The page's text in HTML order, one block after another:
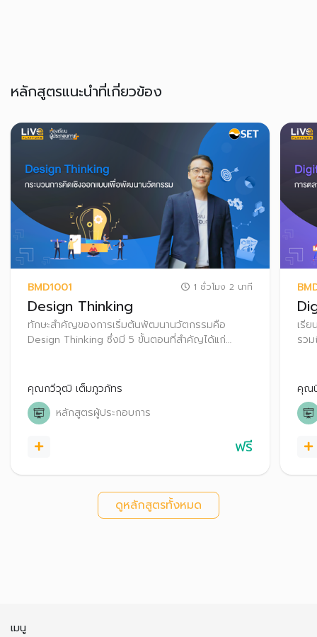
หลักสูตรแนะนำที่เกี่ยวข้อง
BMD1001 1 ชั่วโมง 2 นาที
Design Thinking
ทักษะสำคัญของการเริ่มต้นพัฒนานวัตกรรมคือ
Design Thinking ซึ่งมี 5 ขั้นตอนที่สำคัญได้แก่
คุณกวีวุฒิ เต็มภูวภัทร
หลักสูตรผู้ประกอบการ
ฟรี
เรี
รว
คุณ
ดูหลักสูตรทั้งหมด
เมนู